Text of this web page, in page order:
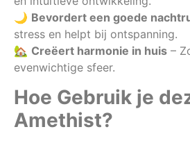
🌙 Bevordert een goede
stress en helpt bij ontspanning.
🏡 Creëert harmonie in huis –
evenwichtige sfeer.
Hoe Gebruik je
Amethist?